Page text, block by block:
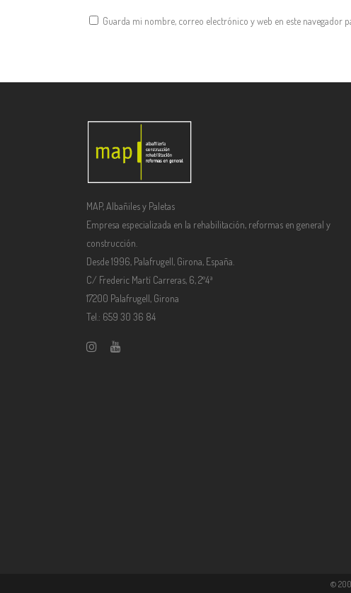
Guarda mi nombre, correo electrónico y web en este navegador
MAP, Albañiles y Paletas
Empresa especializada en la rehabilitación, reformas en general y
construcción.
Desde 1996, Palafrugell, Girona, España.
C/ Frederic Martí Carreras, 6, 2º4ª
17200 Palafrugell, Girona
Tel.: 659 30 36 84
©